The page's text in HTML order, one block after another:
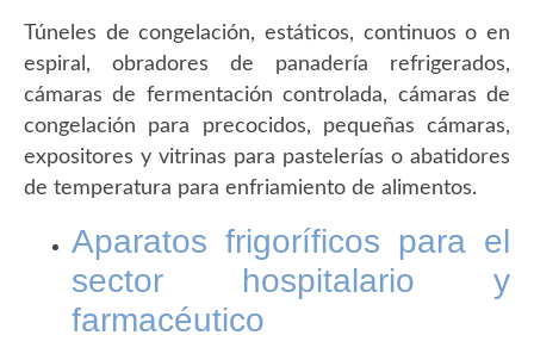
Túneles de congelación, estáticos, continuos o en
espiral, obradores de panadería refrigerados,
cámaras de fermentación controlada, cámaras de
congelación para precocidos, pequeñas cámaras,
expositores y vitrinas para pastelerías o abatidores
de temperatura para enfriamiento de alimentos.
Aparatos frigoríficos para el
sector hospitalario y
farmacéutico